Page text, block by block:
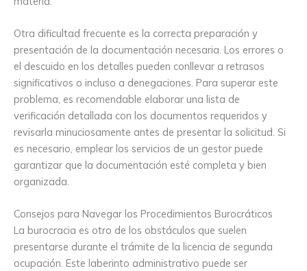
Otra dificultad frecuente es la correcta preparación y
presentación de la documentación necesaria. Los errores o
el descuido en los detalles pueden conllevar a retrasos
significativos o incluso a denegaciones. Para superar este
problema, es recomendable elaborar una lista de
verificación detallada con los documentos requeridos y
revisarla minuciosamente antes de presentar la solicitud. Si
es necesario, emplear los servicios de un gestor puede
garantizar que la documentación esté completa y bien
organizada.
Consejos para Navegar los Procedimientos Burocráticos
La burocracia es otro de los obstáculos que suelen
presentarse durante el trámite de la licencia de segunda
ocupación. Este laberinto administrativo puede ser